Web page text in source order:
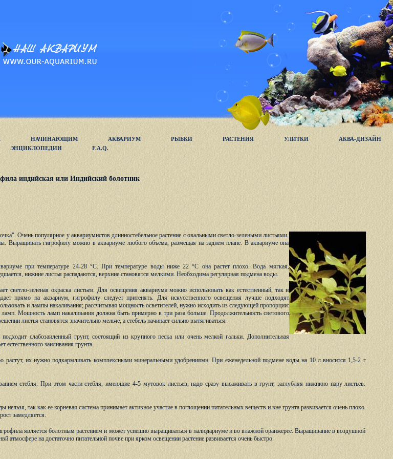
НАЧИНАЮЩИМ АКВАРИУМ РЫБКИ РАСТЕНИЯ УЛИТКИ
АКВА-ДИЗАЙН
ЭНЦИКЛОПЕДИИ
F.A.Q.
индийская или Индийский болотник
Очень популярное у аквариумистов длинностебельное растение с овальными светло-зелеными листьями.
Выращивать гигрофилу можно в аквариуме любого объема, размещая на заднем плане. В аквариуме она
при температуре 24-28 °С. При температуре воды ниже 22 °С она растет плохо. Вода мягкая,
нижние листья распадаются, верхние становятся мелкими. Необходима регулярная подмена воды.
светло-зеленая окраска листьев. Для освещения аквариума можно использовать как естественный, так и
прямо на аквариум, гигрофилу следует притенять. Для искусственного освещения лучше подходят
и лампы накаливания; рассчитывая мощность осветителей, нужно исходить из следующей пропорции:
Мощность ламп накаливания должна быть примерно в три раза больше. Продолжительность светового
листья становятся значительно мельче, а стебель начинает сильно вытягиваться.
слабозаиленный грунт, состоящий из крупного песка или очень мелкой гальки. Дополнительная
естественного заиливания грунта.
растут, их нужно подкармливать комплексными минеральными удобрениямн. При еженедельной подмене воды на 10 л вносится 1,5-2 г
стебля. При этом части стебля, имеющие 4-5 мутовок листьев, надо сразу высаживать в грунт, заглубляя нижнюю пару листьев.
так как ее корневая система принимает активное участие в поглощении питательных веществ и вне грунта развивается очень плохо.
замедляется.
является болотным растением и может успешно выращиваться в палюдариуме и во влажной оранжерее. Выращивание в воздушной
атмосфере на достаточно питательной почве при ярком освещении растение развивается очень быстро.